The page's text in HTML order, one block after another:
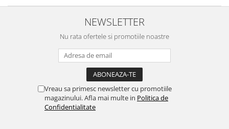
NEWSLETTER
Nu rata ofertele si promotiile noastre
Vreau sa primesc newsletter cu promotiile
magazinului. Afla mai multe in Politica de
Confidentialitate